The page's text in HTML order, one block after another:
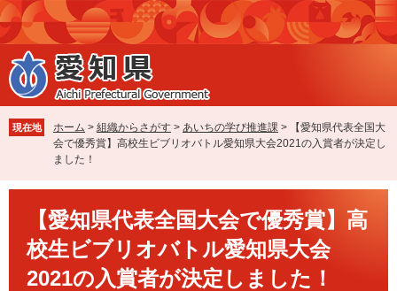
ペ
ー
ジ
の
先
で
す
メ
ニ
ュ
ー
を
ば
し
現在地 ホーム > 組織からさがす > あいちの学び推進課 >
【愛知県代表全国大
会で優秀賞】高校生ビブリオバトル愛知県大会2021の入賞者が決定し
ました！
【愛知県代表全国大会で優秀賞】高
校生ビブリオバトル愛知県大会
2021の入賞者が決定しました！